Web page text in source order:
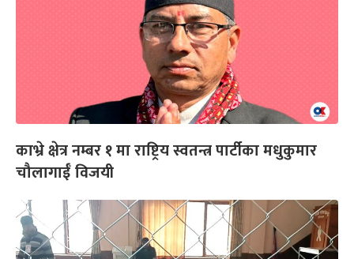
काभ्रे क्षेत्र नम्बर १ मा राष्ट्रिय स्वतन्त्र पार्टीका मधुकुमार
चौलागाईँ विजयी